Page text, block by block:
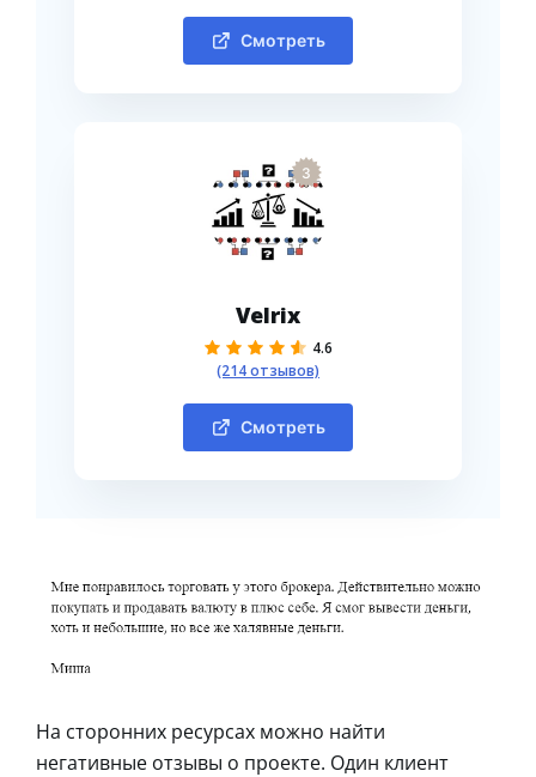
Смотреть
3
Velrix
4.6
(214 отзывов)
Смотреть
На сторонних ресурсах можно найти
негативные отзывы о проекте. Один клиент